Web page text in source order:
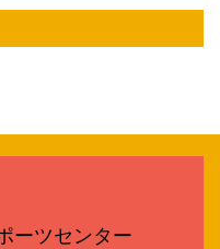
ーツセンター